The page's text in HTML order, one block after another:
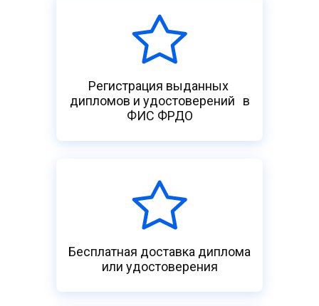
Регистрация выданных
дипломов и удостоверений в
ФИС ФРДО
Бесплатная доставка диплома
или удостоверения